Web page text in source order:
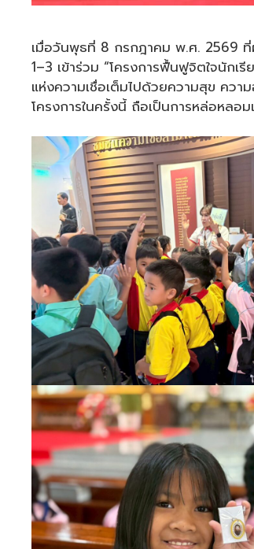
เมื่อวันพุธที่ 8 กรกฎาคม พ.ศ. 2569 ที่
1–3 เข้าร่วม “โครงการฟื้นฟูจิตใจนั
แห่งความเชื่อเต็มไปด้วยความสุข คว
โครงการในครั้งนี้ ถือเป็นการหล่อหลอ